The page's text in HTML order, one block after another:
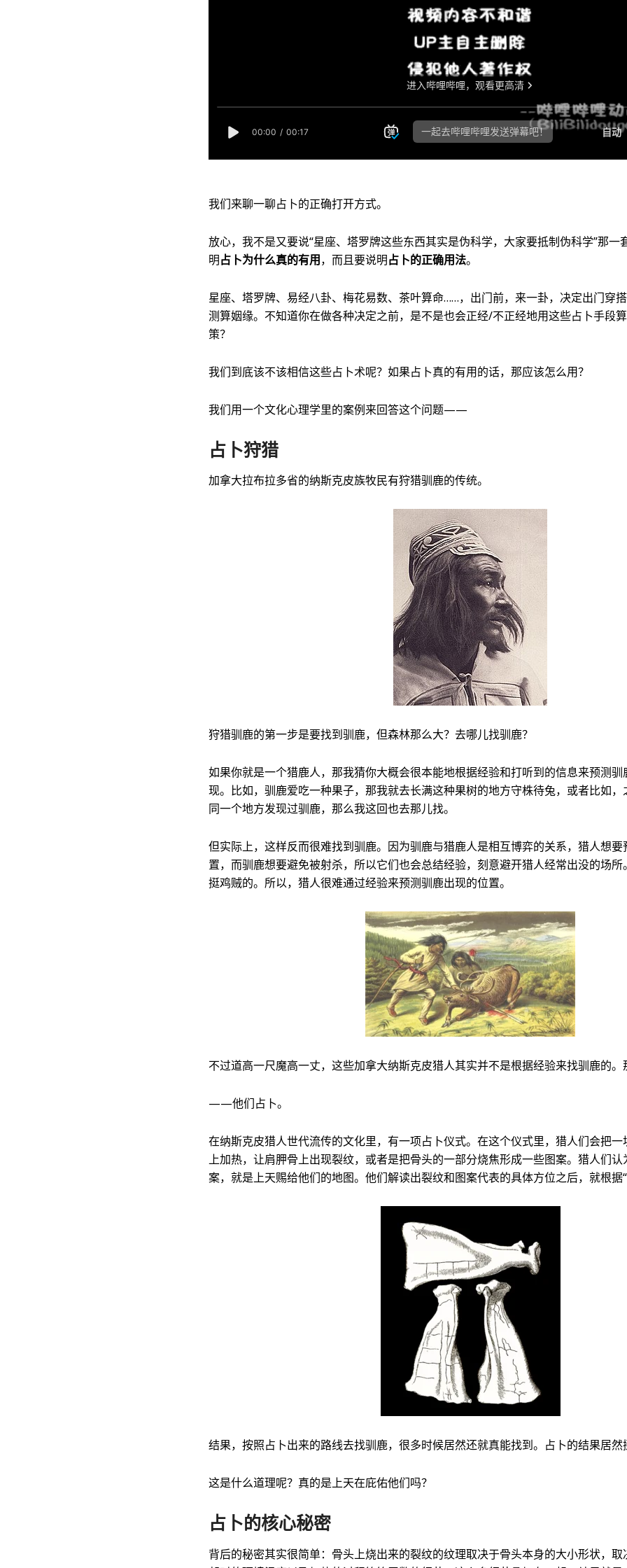
我们来聊一聊占卜的正确打开方式。
放心，我不是又要说“星座、塔罗牌这些东西其实是伪科学，大家要抵制伪科学”那一
明占卜为什么真的有用，而且要说明占卜的正确用法。
星座、塔罗牌、易经八卦、梅花易数、茶叶算命……，出门前，来一卦，决定出门穿搭
测算姻缘。不知道你在做各种决定之前，是不是也会正经/不正经地用这些占卜手段
策？
我们到底该不该相信这些占卜术呢？如果占卜真的有用的话，那应该怎么用？
我们用一个文化心理学里的案例来回答这个问题——
占卜狩猎
加拿大拉布拉多省的纳斯克皮族牧民有狩猎驯鹿的传统。
狩猎驯鹿的第一步是要找到驯鹿，但森林那么大？去哪儿找驯鹿？
如果你就是一个猎鹿人，那我猜你大概会很本能地根据经验和打听到的信息来预测驯
现。比如，驯鹿爱吃一种果子，那我就去长满这种果树的地方守株待兔，或者比如
同一个地方发现过驯鹿，那么我这回也去那儿找。
但实际上，这样反而很难找到驯鹿。因为驯鹿与猎鹿人是相互博弈的关系，猎人想要
置，而驯鹿想要避免被射杀，所以它们也会总结经验，刻意避开猎人经常出没的场所
挺鸡贼的。所以，猎人很难通过经验来预测驯鹿出现的位置。
不过道高一尺魔高一丈，这些加拿大纳斯克皮猎人其实并不是根据经验来找驯鹿的。
——他们占卜。
在纳斯克皮猎人世代流传的文化里，有一项占卜仪式。在这个仪式里，猎人们会把
上加热，让肩胛骨上出现裂纹，或者是把骨头的一部分烧焦形成一些图案。猎人们认
案，就是上天赐给他们的地图。他们解读出裂纹和图案代表的具体方位之后，就根据“
结果，按照占卜出来的路线去找驯鹿，很多时候居然还就真能找到。占卜的结果居然
这是什么道理呢？真的是上天在庇佑他们吗？
占卜的核心秘密
背后的秘密其实很简单：骨头上烧出来的裂纹的纹理取决于骨头本身的大小形状，